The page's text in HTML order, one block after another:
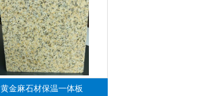
黄金麻石材保温一体板